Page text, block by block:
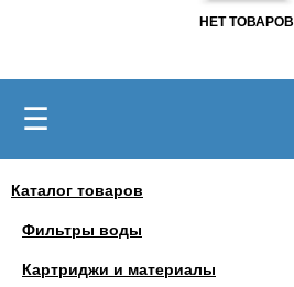
НЕТ ТОВАРОВ
☰
Каталог товаров
Фильтры воды
Картриджи и материалы